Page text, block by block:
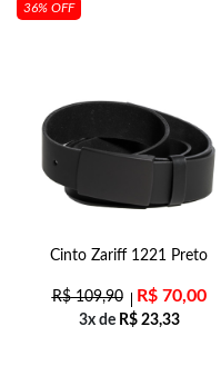
36% OFF
Cinto Zariff 1221 Preto
R$109,90 R$70,00
3x de R$23,33